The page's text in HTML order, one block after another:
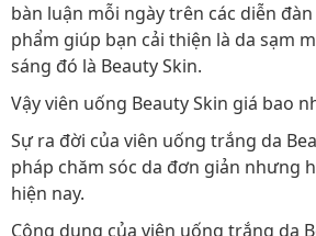
bàn luận mỗi ngày trên các diễn
phẩm giúp bạn cải thiện là da sạm
sáng đó là Beauty Skin.
Vậy viên uống Beauty Skin giá bao
Sự ra đời của viên uống trắng da
pháp chăm sóc da đơn giản nhưng
hiện nay.
Công dụng của viên uống trắng da